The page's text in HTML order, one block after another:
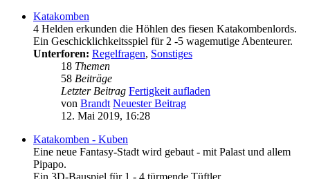
Katakomben
4 Helden erkunden die Höhlen des fiesen Katakombenlords.
Ein Geschicklichkeitsspiel für 2 -5 wagemutige Abenteurer.
Unterforen: Regelfragen, Sonstiges
18 Themen
58 Beiträge
Letzter Beitrag Fertigkeit aufladen
von Brandt Neuester Beitrag
12. Mai 2019, 16:28
Katakomben - Kuben
Eine neue Fantasy-Stadt wird gebaut - mit Palast und allem
Pipapo.